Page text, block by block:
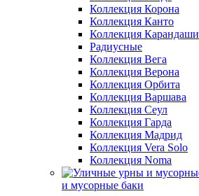
Коллекция Корона
Коллекция Канто
Коллекция Карандаши
Радиусные
Коллекция Вега
Коллекция Верона
Коллекция Орбита
Коллекция Варшава
Коллекция Сеул
Коллекция Гарда
Коллекция Мадрид
Коллекция Vera Solo
Коллекция Noma
и мусорные баки